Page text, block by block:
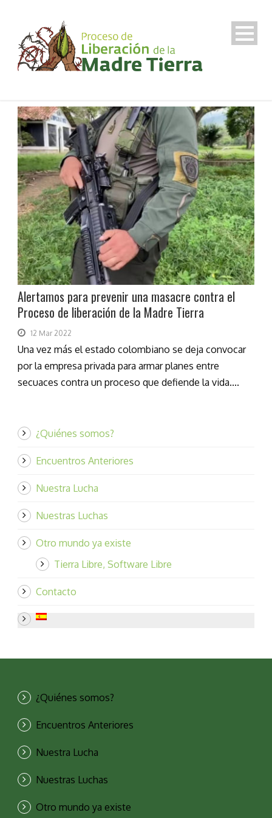
Alertamos para prevenir una masacre contra el
Proceso de liberación de la Madre Tierra
12 Mar 2022
Una vez más el estado colombiano se deja convocar
por la empresa privada para armar planes entre
secuaces contra un proceso que defiende la vida....
¿Quiénes somos?
Encuentros Anteriores
Nuestra Lucha
Nuestras Luchas
Otro mundo ya existe
Tierra Libre, Software Libre
Contacto
¿Quiénes somos?
Encuentros Anteriores
Nuestra Lucha
Nuestras Luchas
Otro mundo ya existe